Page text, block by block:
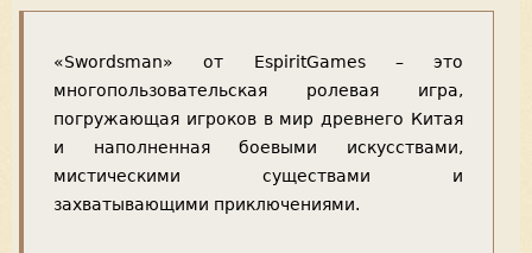
«Swordsman» от EspiritGames – это
многопользовательская ролевая игра,
погружающая игроков в мир древнего Китая
и наполненная боевыми искусствами,
мистическими существами и
захватывающими приключениями.